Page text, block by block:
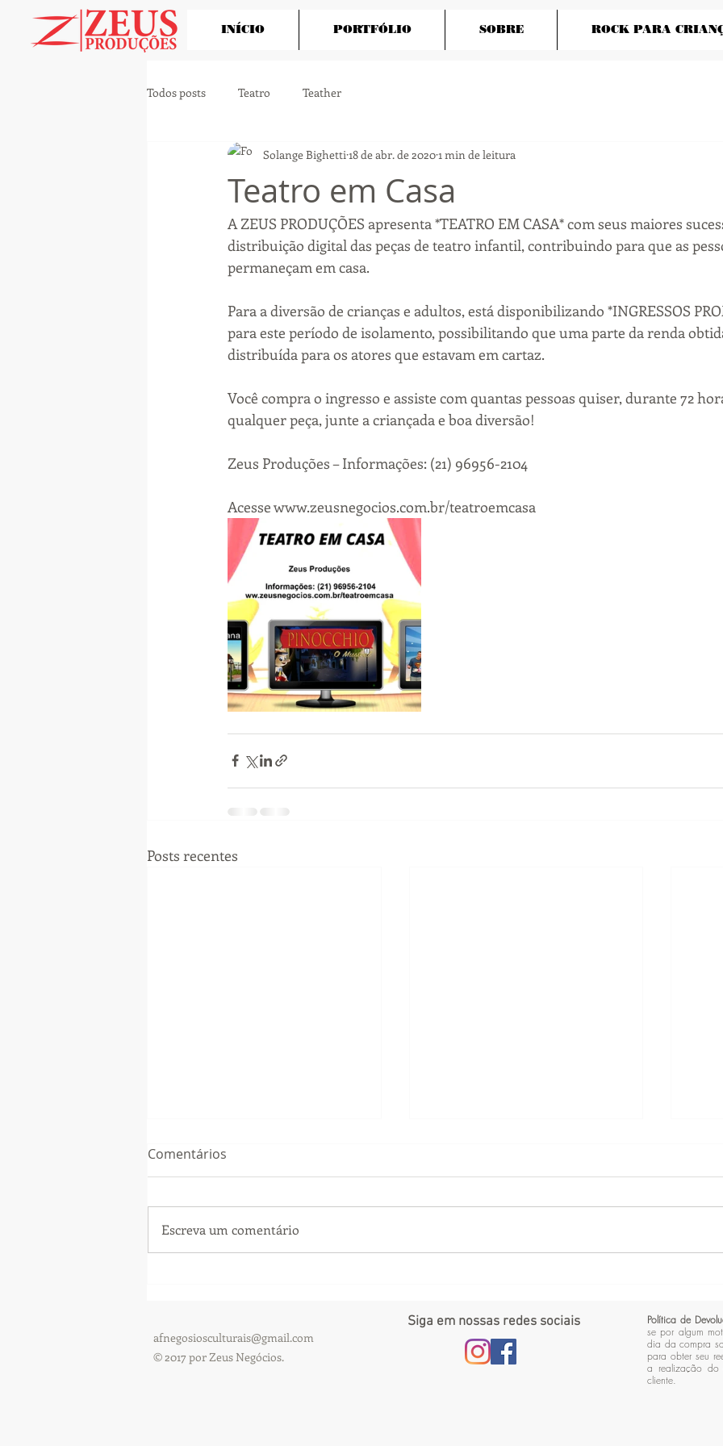
INÍCIO PORTFÓLIO SOBRE ROCK PARA
Todos posts Teatro Teather
Teatro em Casa
Solange Bighetti18 de abr. de 20201 min de leitura
A ZEUS PRODUÇÕES apresenta *TEATRO EM CASA* com seus maiores
distribuição digital das peças de teatro infantil, contribuindo para que as
permaneçam em casa.
Para a diversão de crianças e adultos, está disponibilizando *INGRESSOS
para este período de isolamento, possibilitando que uma parte da renda
distribuída para os atores que estavam em cartaz.
Você compra o ingresso e assiste com quantas pessoas quiser, durante 72
qualquer peça, junte a criançada e boa diversão!
Zeus Produções – Informações: (21) 96956-2104
Acesse www.zeusnegocios.com.br/teatroemcasa
Posts recentes
Comentários
Escreva um comentário
afnegosiosculturais@gmail.com
© 2017 por Zeus Negócios.
Siga em nossas redes sociais Política de
se por algum
dia da compra
para obter seu
a realização do
cliente.